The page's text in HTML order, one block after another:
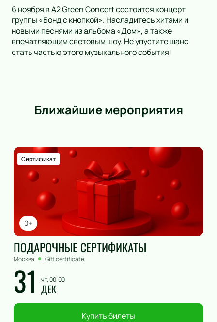
6 ноября в А2 Green Concert состоится концерт
группы «Бонд с кнопкой». Насладитесь хитами и
новыми песнями из альбома «Дом», а также
впечатляющим световым шоу. Не упустите шанс
стать частью этого музыкального события!
Ближайшие мероприятия
0+
Сертификат
ПОДАРОЧНЫЕ СЕРТИФИКАТЫ
Москва Gift certificate
31 чт, 00:00
ДЕК
Купить билеты